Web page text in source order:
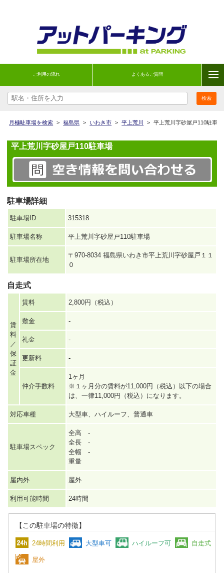
ご利用の流れ よくあるご質問
月極駐車場を検索 > 福島県 > いわき市 > 平上荒川 > 平上荒川字砂屋戸110駐車場
平上荒川字砂屋戸110駐車場
駐車場詳細
駐車場ID 315318
駐車場名称 平上荒川字砂屋戸110駐車場
駐車場所在地
〒970-8034 福島県いわき市平上荒川字砂屋戸１１
０
自走式
賃
料
／
保
証
金
賃料 2,800円（税込）
敷金 -
礼金 -
更新料 -
仲介手数料
1ヶ月
※１ヶ月分の賃料が11,000円（税込）以下の場合
は、一律11,000円（税込）になります。
対応車種 大型車、ハイルーフ、普通車
駐車場スペック
全高 -
全長 -
全幅 -
重量
屋内外 屋外
利用可能時間 24時間
【この駐車場の特徴】
24時間利用 大型車可 ハイルーフ可 自走式
屋外